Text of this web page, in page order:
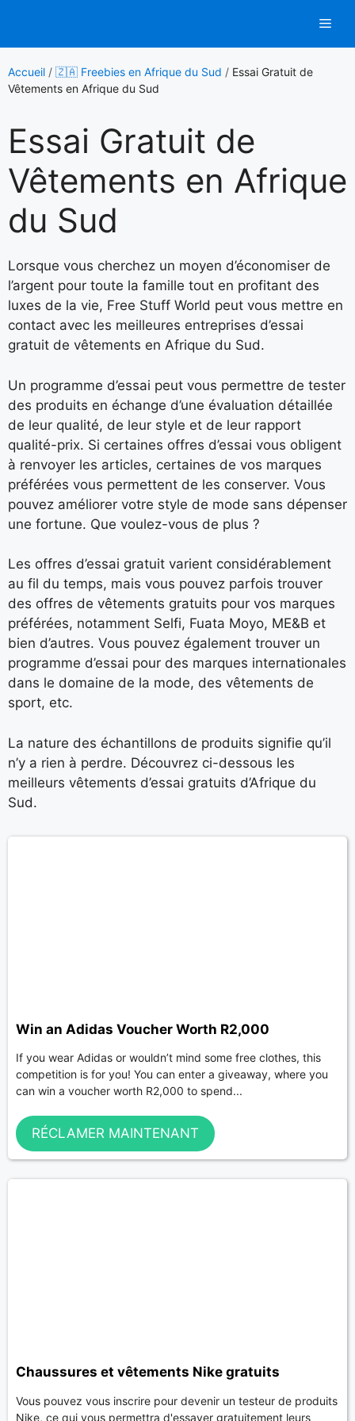
contenu
Accueil / 🇿🇦 Freebies en Afrique du Sud / Essai Gratuit de
Vêtements en Afrique du Sud
Essai Gratuit de
Vêtements en Afrique
du Sud
Lorsque vous cherchez un moyen d’économiser de
l’argent pour toute la famille tout en profitant des
luxes de la vie, Free Stuff World peut vous mettre en
contact avec les meilleures entreprises d’essai
gratuit de vêtements en Afrique du Sud.
Un programme d’essai peut vous permettre de tester
des produits en échange d’une évaluation détaillée
de leur qualité, de leur style et de leur rapport
qualité-prix. Si certaines offres d’essai vous obligent
à renvoyer les articles, certaines de vos marques
préférées vous permettent de les conserver. Vous
pouvez améliorer votre style de mode sans dépenser
une fortune. Que voulez-vous de plus ?
Les offres d’essai gratuit varient considérablement
au fil du temps, mais vous pouvez parfois trouver
des offres de vêtements gratuits pour vos marques
préférées, notamment Selfi, Fuata Moyo, ME&B et
bien d’autres. Vous pouvez également trouver un
programme d’essai pour des marques internationales
dans le domaine de la mode, des vêtements de
sport, etc.
La nature des échantillons de produits signifie qu’il
n’y a rien à perdre. Découvrez ci-dessous les
meilleurs vêtements d’essai gratuits d’Afrique du
Sud.
Win an Adidas Voucher Worth R2,000
If you wear Adidas or wouldn’t mind some free clothes, this
competition is for you! You can enter a giveaway, where you
can win a voucher worth R2,000 to spend...
RÉCLAMER MAINTENANT
Chaussures et vêtements Nike gratuits
Vous pouvez vous inscrire pour devenir un testeur de produits
Nike, ce qui vous permettra d'essayer gratuitement leurs